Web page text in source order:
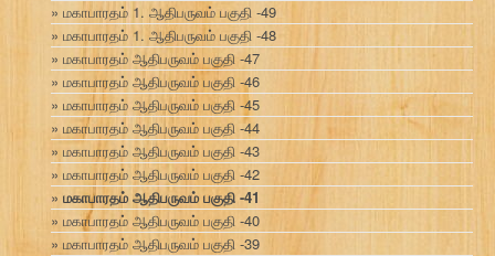
மகாபாரதம் 1. ஆதிபருவம் பகுதி -49
மகாபாரதம் 1. ஆதிபருவம் பகுதி -48
மகாபாரதம் ஆதிபருவம் பகுதி -47
மகாபாரதம் ஆதிபருவம் பகுதி -46
மகாபாரதம் ஆதிபருவம் பகுதி -45
மகாபாரதம் ஆதிபருவம் பகுதி -44
மகாபாரதம் ஆதிபருவம் பகுதி -43
மகாபாரதம் ஆதிபருவம் பகுதி -42
மகாபாரதம் ஆதிபருவம் பகுதி -41
மகாபாரதம் ஆதிபருவம் பகுதி -40
மகாபாரதம் ஆதிபருவம் பகுதி -39